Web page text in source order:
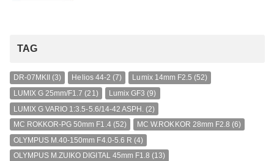
TAG
DR-07MKII (3) Helios 44-2 (7) Lumix 14mm F2.5 (52)
LUMIX G 25mm/F1.7 (21) Lumix GF3 (9)
LUMIX G VARIO 1:3.5-5.6/14-42 ASPH. (2)
MC ROKKOR-PG 50mm F1.4(52) MC W.ROKKOR 28mm F2.8 (6)
OLYMPUS M.40-150mm F4.0-5.6 R (4)
OLYMPUS M.ZUIKO DIGITAL 45mm F1.8 (13)